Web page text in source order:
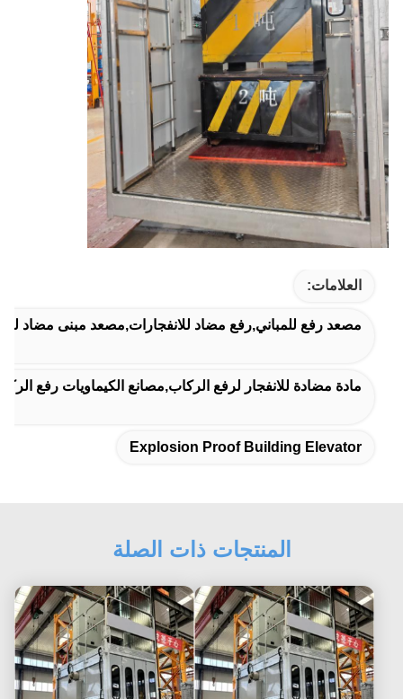
العلامات:
مصعد رفع للمباني,رفع مضاد للانفجارات,مصعد مبنى مضاد
مادة مضادة للانفجار لرفع الركاب,مصانع الكيماويات رفع
Explosion Proof Building Elevator
المنتجات ذات الصلة